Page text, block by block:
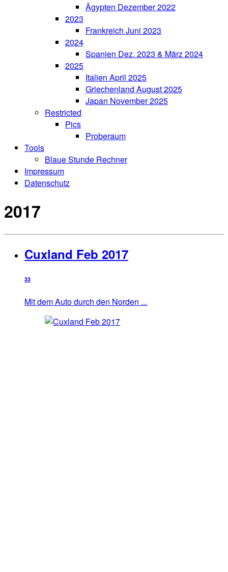
Ägypten Dezember 2022
2023
Frankreich Juni 2023
2024
Spanien Dez. 2023 & März 2024
2025
Italien April 2025
Griechenland August 2025
Japan November 2025
Restricted
Pics
Proberaum
Tools
Blaue Stunde Rechner
Impressum
Datenschutz
2017
Cuxland Feb 2017
33
Mit dem Auto durch den Norden ...